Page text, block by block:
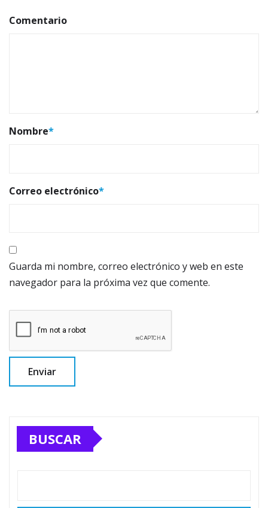
Comentario
Nombre*
Correo electrónico*
Guarda mi nombre, correo electrónico y web en este
navegador para la próxima vez que comente.
BUSCAR